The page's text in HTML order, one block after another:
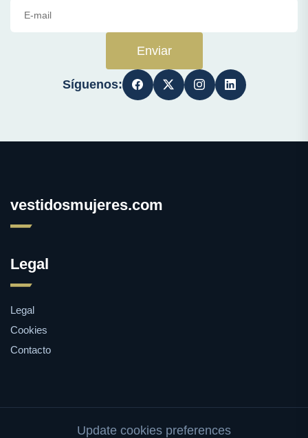
Enviar
Síguenos:
vestidosmujeres.com
Legal
Legal
Cookies
Contacto
Update cookies preferences